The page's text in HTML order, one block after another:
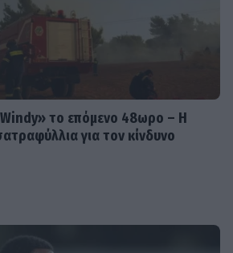
το επόμενο 48ωρο – Η
για τον κίνδυνο